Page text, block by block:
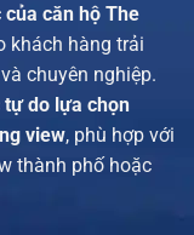
căn hộ The
khách hàng trải
chuyên nghiệp.
tự do lựa chọn
view, phù hợp với
thành phố hoặc